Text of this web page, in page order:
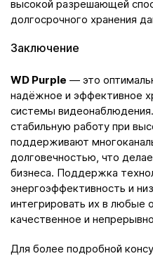
высокой разрешающей
долгосрочного хранения
Заключение
WD Purple — это
надёжное и эффективное
системы
стабильную работу при
поддерживают
долговечностью, что
бизнеса. Поддержка
энергоэффективность и
интегрировать их в любые
качественное и
Для более подробной